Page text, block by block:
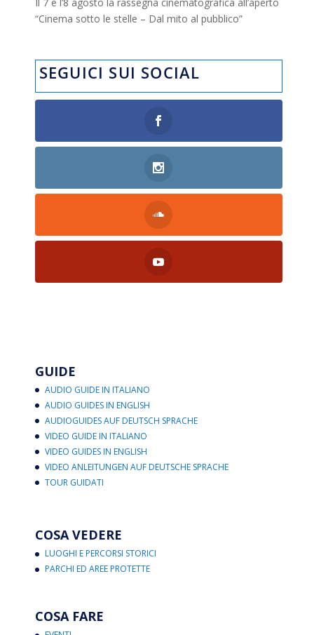
“Cinema sotto le stelle – Dal mito al pubblico”
SEGUICI SUI SOCIAL
GUIDE
AUDIO GUIDE IN ITALIANO
AUDIO GUIDES IN ENGLISH
AUDIOGUIDES AUF DEUTSCH SPRACHE
VIDEO GUIDE IN ITALIANO
VIDEO GUIDES IN ENGLISH
VIDEO ANLEITUNGEN AUF DEUTSCHE SPRACHE
TOUR GUIDATI
COSA VEDERE
LUOGHI E PERCORSI STORICI
PARCHI ED AREE PROTETTE
COSA FARE